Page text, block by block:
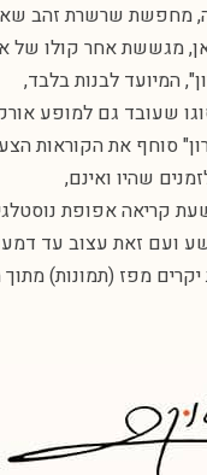
מחפשת שרשרת זהב
מגששת אחר קולו של
המיועד לבנות בלבד,
שעובד גם למופע
סוחף את הקוראות
שהיו ואינם,
קריאה אפופת
ועם זאת עצוב עד
מפז (תמונות)